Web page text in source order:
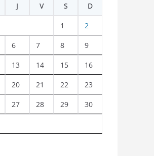
J V S D
1 2
6 7 8 9
13 14 15 16
20 21 22 23
27 28 29 30